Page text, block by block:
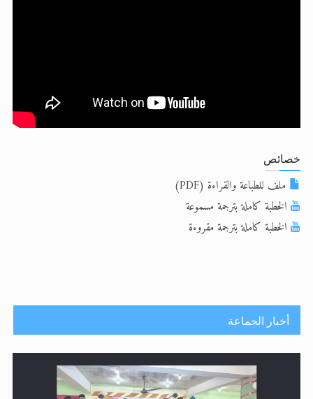
خصائص
ملف للطباعة والقراءة (PDF)
الخطبة كاملة بترجمة مسموعة
الخطبة كاملة بترجمة مقروءة
أخبار الجماعة